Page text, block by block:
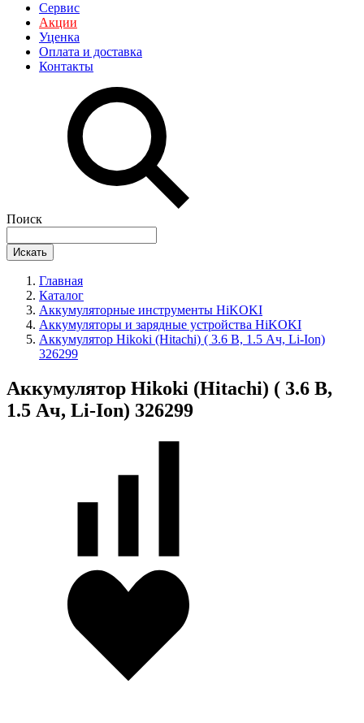
Сервис
Акции
Уценка
Оплата и доставка
Контакты
Поиск
Искать
Главная
Каталог
Аккумуляторные инструменты HiKOKI
Аккумуляторы и зарядные устройства HiKOKI
Аккумулятор Hikoki (Hitachi) ( 3.6 В, 1.5 Ач, Li-Ion)
326299
Аккумулятор Hikoki (Hitachi) ( 3.6 В,
1.5 Ач, Li-Ion) 326299